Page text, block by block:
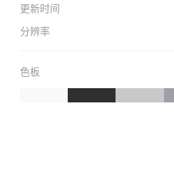
更新时间
分辨率
色板